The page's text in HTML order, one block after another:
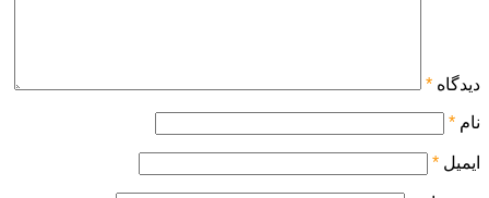
دیدگاه *
نام *
ایمیل *